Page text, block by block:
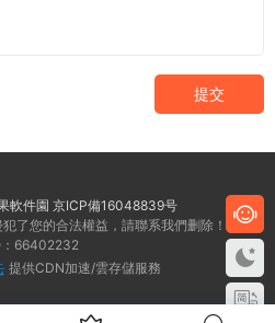
提交
軟件園 京ICP備16048839号
了您的合法權益，請聯系我們删除！客服
：66402232
提供CDN加速/雲存儲服務